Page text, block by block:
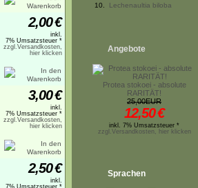
2,00€
inkl.
7% Umsatzsteuer *
zzgl.Versandkosten,
hier klicken
3,00€
inkl.
7% Umsatzsteuer *
zzgl.Versandkosten,
hier klicken
2,50€
inkl.
7% Umsatzsteuer *
10.
Lechenaultia biloba
Angebote
Protea stokoei - absolute
RARITÄT!
25,00EUR
12,50€
inkl. 7% Umsatzsteuer *
zzgl.Versandkosten, hier klicken
Sprachen